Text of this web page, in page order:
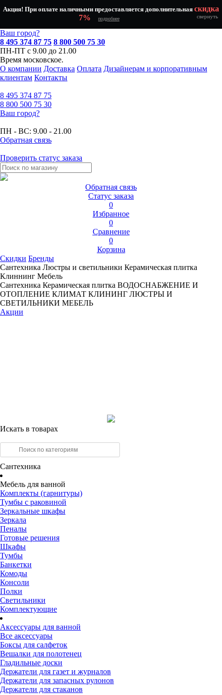
Акция! При оплате наличными предоставляется дополнительная скидка
7%
подробнее свернуть
Ваш город?
8 495 374 87 75 8 800 500 75 30
ПН-ПТ с 9.00 до 21.00
Время московское.
О компании Доставка Оплата Дизайнерам и корпоративным
клиентам Контакты
8 495 374 87 75
8 800 500 75 30
Ваш город?
ПН - ВС: 9.00 - 21.00
Обратная связь
Проверить статус заказа
Обратная связь
Статус заказа
0
Избранное
0
Сравнение
0
Корзина
Скидки Бренды
Сантехника Люстры и светильники Керамическая плитка
Клиннинг Мебель
Сантехника Керамическая плитка ВОДОСНАБЖЕНИЕ И
ОТОПЛЕНИЕ КЛИМАТ КЛИНИНГ ЛЮСТРЫ И
СВЕТИЛЬНИКИ МЕБЕЛЬ
Акции
Искать в товарах
Сантехника
Мебель для ванной
Комплекты (гарнитуры)
Тумбы с раковиной
Зеркальные шкафы
Зеркала
Пеналы
Готовые решения
Шкафы
Тумбы
Банкетки
Комоды
Консоли
Полки
Светильники
Комплектующие
Аксессуары для ванной
Все аксессуары
Боксы для салфеток
Вешалки для полотенец
Гладильные доски
Держатели для газет и журналов
Держатели для запасных рулонов
Держатели для стаканов